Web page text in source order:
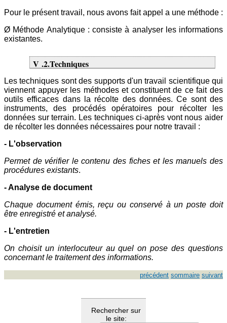
Pour le présent travail, nous avons fait appel a une méthode :
Ø Méthode Analytique : consiste à analyser les informations
existantes.
V .2.Techniques
Les techniques sont des supports d'un travail scientifique qui
viennent appuyer les méthodes et constituent de ce fait des
outils efficaces dans la récolte des données. Ce sont des
instruments, des procédés opératoires pour récolter les
données sur terrain. Les techniques ci-après vont nous aider
de récolter les données nécessaires pour notre travail :
- L'observation
Permet de vérifier le contenu des fiches et les manuels des
procédures existants.
- Analyse de document
Chaque document émis, reçu ou conservé à un poste doit
être enregistré et analysé.
- L'entretien
On choisit un interlocuteur au quel on pose des questions
concernant le traitement des informations.
précédent sommaire suivant
Rechercher sur
le site: